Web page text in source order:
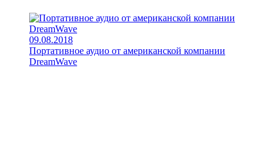
09.08.2018
Портативное аудио от американской компании
DreamWave